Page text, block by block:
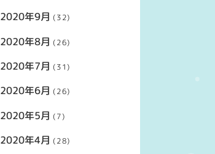
2020年9月 (32)
2020年8月 (26)
2020年7月 (31)
2020年6月 (26)
2020年5月 (7)
2020年4月 (28)